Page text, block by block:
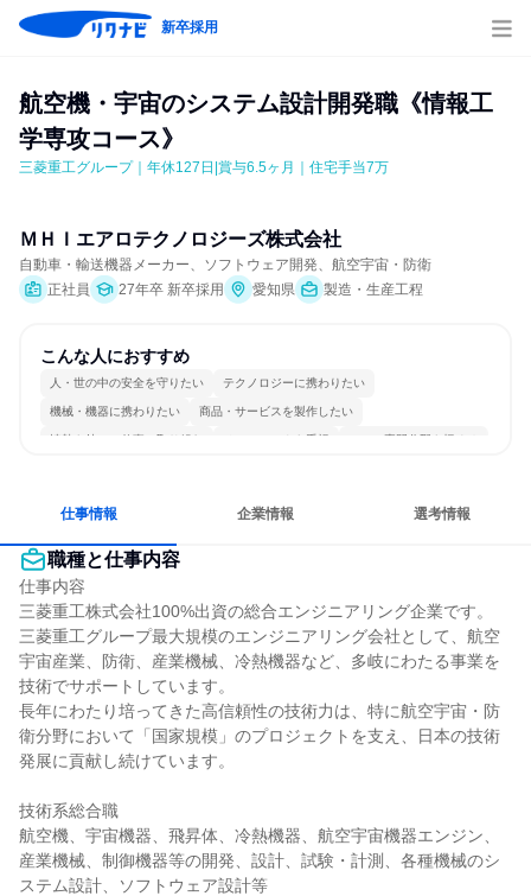
新卒採用
航空機・宇宙のシステム設計開発職《情報工
学専攻コース》
三菱重工グループ｜年休127日|賞与6.5ヶ月｜住宅手当7万
ＭＨＩエアロテクノロジーズ株式会社
自動車・輸送機器メーカー、ソフトウェア開発、航空宇宙・防衛
正社員
27年卒 新卒採用 愛知県 製造・生産工程
こんな人におすすめ
人・世の中の安全を守りたい テクノロジーに携わりたい
機械・機器に携わりたい 商品・サービスを製作したい
情熱を持って仕事に取り組む チームワークを重視 一つの専門分野を極める
仕事情報 企業情報 選考情報
職種と仕事内容
仕事内容
三菱重工株式会社100%出資の総合エンジニアリング企業です。
三菱重工グループ最大規模のエンジニアリング会社として、航空
宇宙産業、防衛、産業機械、冷熱機器など、多岐にわたる事業を
技術でサポートしています。
長年にわたり培ってきた高信頼性の技術力は、特に航空宇宙・防
衛分野において「国家規模」のプロジェクトを支え、日本の技術
発展に貢献し続けています。
技術系総合職
航空機、宇宙機器、飛昇体、冷熱機器、航空宇宙機器エンジン、
産業機械、制御機器等の開発、設計、試験・計測、各種機械のシ
ステム設計、ソフトウェア設計等